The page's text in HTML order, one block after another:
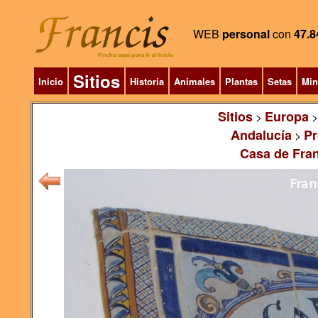
WEB personalcon
Inicio Sitios Historia Animales Plantas Setas
Sitios> Europa
Andalucía>
Casa de